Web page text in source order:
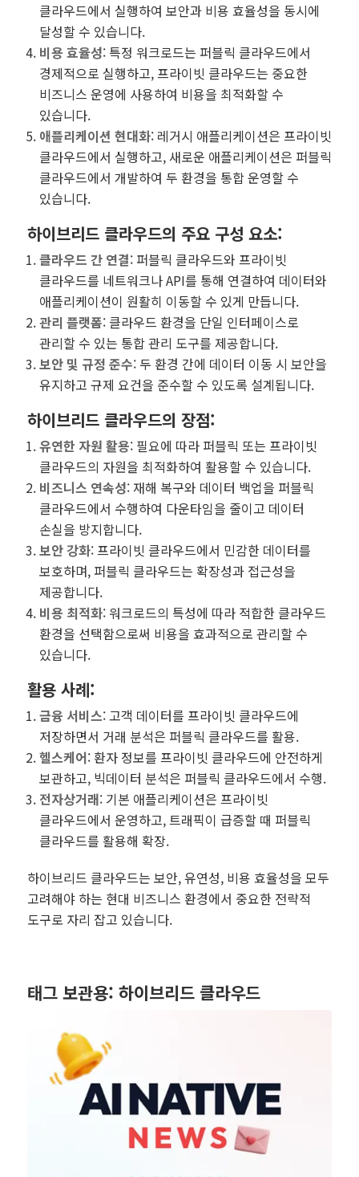
클라우드에서 실행하여 보안과 비용 효율성을 동시에
달성할 수 있습니다.
비용 효율성: 특정 워크로드는 퍼블릭 클라우드에서
경제적으로 실행하고, 프라이빗 클라우드는 중요한
비즈니스 운영에 사용하여 비용을 최적화할 수
있습니다.
애플리케이션 현대화: 레거시 애플리케이션은 프라이빗
클라우드에서 실행하고, 새로운 애플리케이션은 퍼블릭
클라우드에서 개발하여 두 환경을 통합 운영할 수
있습니다.
하이브리드 클라우드의 주요 구성 요소:
클라우드 간 연결: 퍼블릭 클라우드와 프라이빗
클라우드를 네트워크나 API를 통해 연결하여 데이터와
애플리케이션이 원활히 이동할 수 있게 만듭니다.
관리 플랫폼: 클라우드 환경을 단일 인터페이스로
관리할 수 있는 통합 관리 도구를 제공합니다.
보안 및 규정 준수: 두 환경 간에 데이터 이동 시 보안을
유지하고 규제 요건을 준수할 수 있도록 설계됩니다.
하이브리드 클라우드의 장점:
유연한 자원 활용: 필요에 따라 퍼블릭 또는 프라이빗
클라우드의 자원을 최적화하여 활용할 수 있습니다.
비즈니스 연속성: 재해 복구와 데이터 백업을 퍼블릭
클라우드에서 수행하여 다운타임을 줄이고 데이터
손실을 방지합니다.
보안 강화: 프라이빗 클라우드에서 민감한 데이터를
보호하며, 퍼블릭 클라우드는 확장성과 접근성을
제공합니다.
비용 최적화: 워크로드의 특성에 따라 적합한 클라우드
환경을 선택함으로써 비용을 효과적으로 관리할 수
있습니다.
활용 사례:
금융 서비스: 고객 데이터를 프라이빗 클라우드에
저장하면서 거래 분석은 퍼블릭 클라우드를 활용.
헬스케어: 환자 정보를 프라이빗 클라우드에 안전하게
보관하고, 빅데이터 분석은 퍼블릭 클라우드에서 수행.
전자상거래: 기본 애플리케이션은 프라이빗
클라우드에서 운영하고, 트래픽이 급증할 때 퍼블릭
클라우드를 활용해 확장.
하이브리드 클라우드는 보안, 유연성, 비용 효율성을 모두
고려해야 하는 현대 비즈니스 환경에서 중요한 전략적
도구로 자리 잡고 있습니다.
태그 보관용: 하이브리드 클라우드